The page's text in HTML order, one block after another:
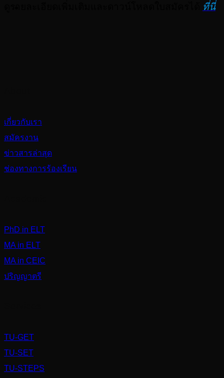
ที่นี่
เกี่ยวกับเรา
สมัครงาน
ข่าวสารล่าสุด
ช่องทางการร้องเรียน
PhD in ELT
MA in ELT
MA in CEIC
ปริญญาตรี
TU-GET
TU-SET
TU-STEPS